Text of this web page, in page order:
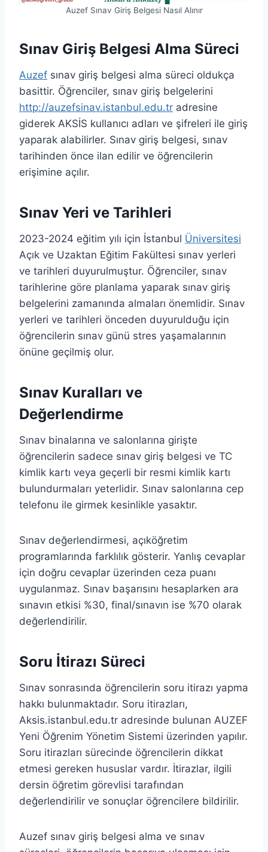
Auzef Sınav Giriş Belgesi Nasıl Alınır
Sınav Giriş Belgesi Alma Süreci
Auzef sınav giriş belgesi alma süreci oldukça
basittir. Öğrenciler, sınav giriş belgelerini
http://auzefsinav.istanbul.edu.tr adresine
giderek AKSİS kullanıcı adları ve şifreleri ile giriş
yaparak alabilirler. Sınav giriş belgesi, sınav
tarihinden önce ilan edilir ve öğrencilerin
erişimine açılır.
Sınav Yeri ve Tarihleri
2023-2024 eğitim yılı için İstanbul Üniversitesi
Açık ve Uzaktan Eğitim Fakültesi sınav yerleri
ve tarihleri duyurulmuştur. Öğrenciler, sınav
tarihlerine göre planlama yaparak sınav giriş
belgelerini zamanında almaları önemlidir. Sınav
yerleri ve tarihleri önceden duyurulduğu için
öğrencilerin sınav günü stres yaşamalarının
önüne geçilmiş olur.
Sınav Kuralları ve
Değerlendirme
Sınav binalarına ve salonlarına girişte
öğrencilerin sadece sınav giriş belgesi ve TC
kimlik kartı veya geçerli bir resmi kimlik kartı
bulundurmaları yeterlidir. Sınav salonlarına cep
telefonu ile girmek kesinlikle yasaktır.
Sınav değerlendirmesi, açıköğretim
programlarında farklılık gösterir. Yanlış cevaplar
için doğru cevaplar üzerinden ceza puanı
uygulanmaz. Sınav başarısını hesaplarken ara
sınavın etkisi %30, final/sınavın ise %70 olarak
değerlendirilir.
Soru İtirazı Süreci
Sınav sonrasında öğrencilerin soru itirazı yapma
hakkı bulunmaktadır. Soru itirazları,
Aksis.istanbul.edu.tr adresinde bulunan AUZEF
Yeni Öğrenim Yönetim Sistemi üzerinden yapılır.
Soru itirazları sürecinde öğrencilerin dikkat
etmesi gereken hususlar vardır. İtirazlar, ilgili
dersin öğretim görevlisi tarafından
değerlendirilir ve sonuçlar öğrencilere bildirilir.
Auzef sınav giriş belgesi alma ve sınav